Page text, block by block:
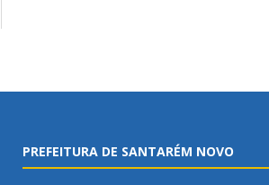
PREFEITURA DE SANTARÉM NOVO